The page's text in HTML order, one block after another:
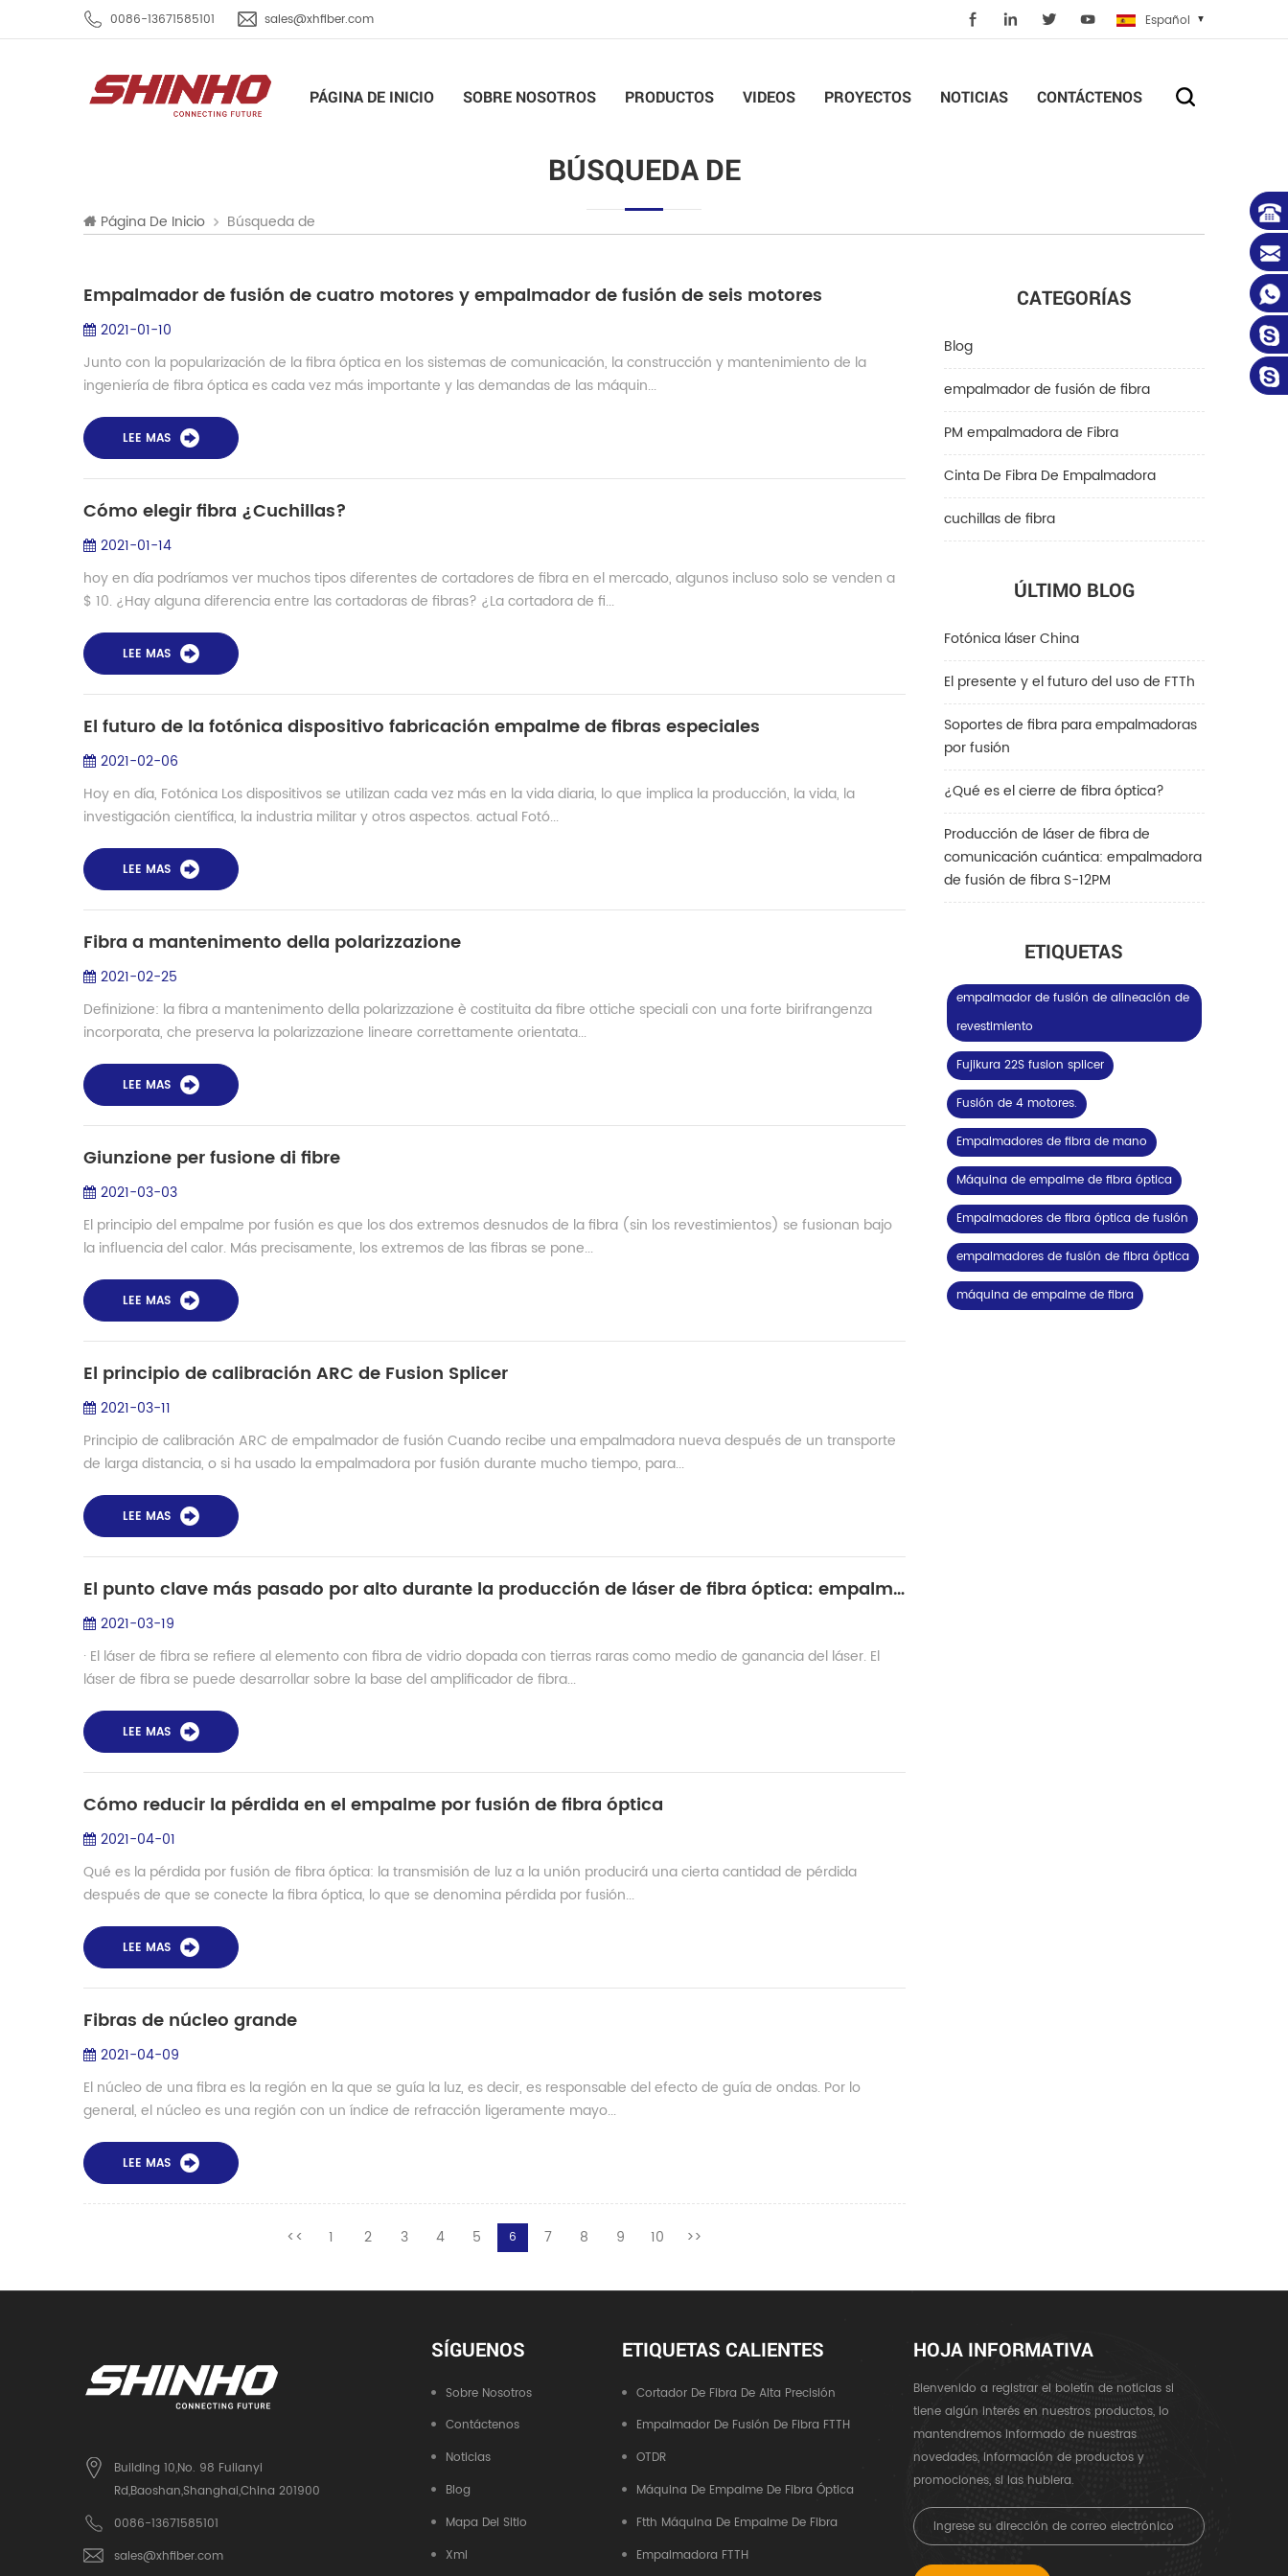
0086-13671585101 sales@xhfiber.com Español
PÁGINA DE INICIO SOBRE NOSOTROS PRODUCTOS VIDEOS PROYECTOS NOTICIAS CONTÁCTENOS
BÚSQUEDA DE
Página De Inicio Búsqueda de
CATEGORÍAS
Blog
empalmador de fusión de fibra
PM empalmadora de Fibra
Cinta De Fibra De Empalmadora
cuchillas de fibra
ÚLTIMO BLOG
Fotónica láser China
El presente y el futuro del uso de FTTh
Soportes de fibra para empalmadoras
por fusión
¿Qué es el cierre de fibra óptica?
Producción de láser de fibra de
comunicación cuántica: empalmadora
de fusión de fibra S-12PM
ETIQUETAS
empalmador de fusión de alineación de
revestimiento
Fujikura 22S fusion splicer
Fusión de 4 motores.
Empalmadores de fibra de mano
Máquina de empalme de fibra óptica
Empalmadores de fibra óptica de fusión
empalmadores de fusión de fibra óptica
máquina de empalme de fibra
Empalmador de fusión de cuatro motores y empalmador de fusión de seis motores
2021-01-10
Junto con la popularización de la fibra óptica en los sistemas de comunicación, la construcción y mantenimiento de la
ingeniería de fibra óptica es cada vez más importante y las demandas de las máquin...
LEE MAS
Cómo elegir fibra ¿Cuchillas?
2021-01-14
hoy en día podríamos ver muchos tipos diferentes de cortadores de fibra en el mercado, algunos incluso solo se venden a
$ 10. ¿Hay alguna diferencia entre las cortadoras de fibras? ¿La cortadora de fi...
LEE MAS
El futuro de la fotónica dispositivo fabricación empalme de fibras especiales
2021-02-06
Hoy en día, Fotónica Los dispositivos se utilizan cada vez más en la vida diaria, lo que implica la producción, la vida, la
investigación científica, la industria militar y otros aspectos. actual Fotó...
LEE MAS
Fibra a mantenimento della polarizzazione
2021-02-25
Definizione: la fibra a mantenimento della polarizzazione è costituita da fibre ottiche speciali con una forte birifrangenza
incorporata, che preserva la polarizzazione lineare correttamente orientata...
LEE MAS
Giunzione per fusione di fibre
2021-03-03
El principio del empalme por fusión es que los dos extremos desnudos de la fibra (sin los revestimientos) se fusionan bajo
la influencia del calor. Más precisamente, los extremos de las fibras se pone...
LEE MAS
El principio de calibración ARC de Fusion Splicer
2021-03-11
Principio de calibración ARC de empalmador de fusión Cuando recibe una empalmadora nueva después de un transporte
de larga distancia, o si ha usado la empalmadora por fusión durante mucho tiempo, para...
LEE MAS
El punto clave más pasado por alto durante la producción de láser de fibra óptica: empalmador de fusión LDF
2021-03-19
· El láser de fibra se refiere al elemento con fibra de vidrio dopada con tierras raras como medio de ganancia del láser. El
láser de fibra se puede desarrollar sobre la base del amplificador de fibra...
LEE MAS
Cómo reducir la pérdida en el empalme por fusión de fibra óptica
2021-04-01
Qué es la pérdida por fusión de fibra óptica: la transmisión de luz a la unión producirá una cierta cantidad de pérdida
después de que se conecte la fibra óptica, lo que se denomina pérdida por fusión...
LEE MAS
Fibras de núcleo grande
2021-04-09
El núcleo de una fibra es la región en la que se guía la luz, es decir, es responsable del efecto de guía de ondas. Por lo
general, el núcleo es una región con un índice de refracción ligeramente mayo...
LEE MAS
<< 1 2 3 4 5 6 7 8 9 10 >>
Building 10,No. 98 Fulianyi
Rd,Baoshan,Shanghai,China 201900
0086-13671585101
sales@xhfiber.com
SÍGUENOS
Sobre Nosotros
Contáctenos
Noticias
Blog
Mapa Del Sitio
Xml
ETIQUETAS CALIENTES
Cortador De Fibra De Alta Precisión
Empalmador De Fusión De Fibra FTTH
OTDR
Máquina De Empalme De Fibra Óptica
Ftth Máquina De Empalme De Fibra
Empalmadora FTTH
HOJA INFORMATIVA
Bienvenido a registrar el boletín de noticias si
tiene algún interés en nuestros productos, lo
mantendremos informado de nuestras
novedades, información de productos y
promociones, si las hubiera.